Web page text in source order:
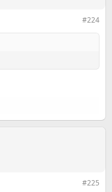
#224
#225